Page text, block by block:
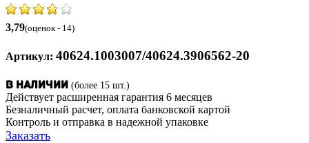
3,79(оценок - 14)
Артикул: 40624.1003007/40624.3906562-20
В наличии (более 15 шт.)
Действует расширенная гарантия 6 месяцев
Безналичный расчет, оплата банковской картой
Контроль и отправка в надежной упаковке
Заказать